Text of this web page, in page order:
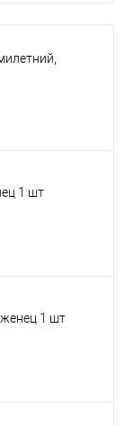
1 шт
1 шт